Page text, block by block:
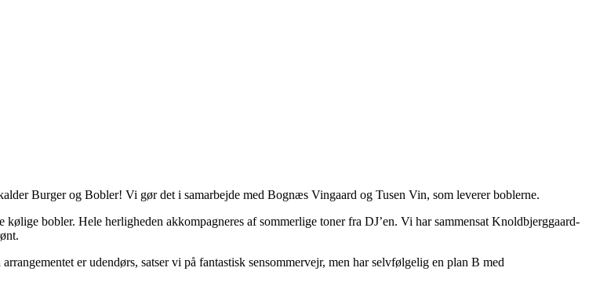
Burger og Bobler! Vi gør det i samarbejde med Bognæs Vingaard og Tusen Vin, som leverer boblerne.
bobler. Hele herligheden akkompagneres af sommerlige toner fra DJ’en. Vi har sammensat Knoldbjerggaard-
er udendørs, satser vi på fantastisk sensommervejr, men har selvfølgelig en plan B med